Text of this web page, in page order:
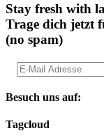
Stay fresh with
Trage dich jetzt
(no spam)
Besuch uns auf:
Tagcloud